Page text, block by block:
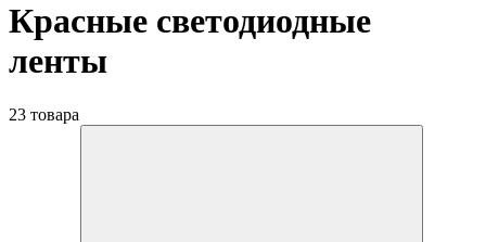
Красные светодиодные
ленты
23 товара